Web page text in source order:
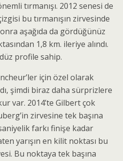
tırmanışı. 2012 senesi de
bu tırmanışın zirvesinde
aşağıda da gördüğünüz
1,8 km. ileriye alındı.
profile sahip.
için özel olarak
şimdi biraz daha sürprizlere
var. 2014’te Gilbert çok
zirvesine tek başına
farkı finişe kadar
yarışın en kilit noktası bu
Bu noktaya tek başına